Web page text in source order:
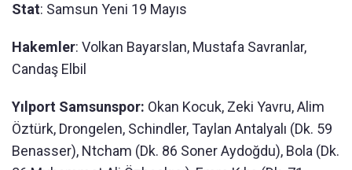
Stat: Samsun Yeni 19 Mayıs
Hakemler: Volkan Bayarslan, Mustafa Savranlar,
Candaş Elbil
Yılport Samsunspor: Okan Kocuk, Zeki Yavru, Alim
Öztürk, Drongelen, Schindler, Taylan Antalyalı (Dk. 59
Benasser), Ntcham (Dk. 86 Soner Aydoğdu), Bola (Dk.